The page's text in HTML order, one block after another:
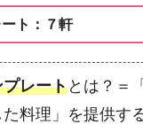
ト：７軒
レートとは？＝
料理」を提供す